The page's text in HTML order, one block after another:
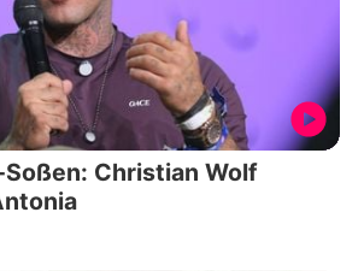
Christian Wolf